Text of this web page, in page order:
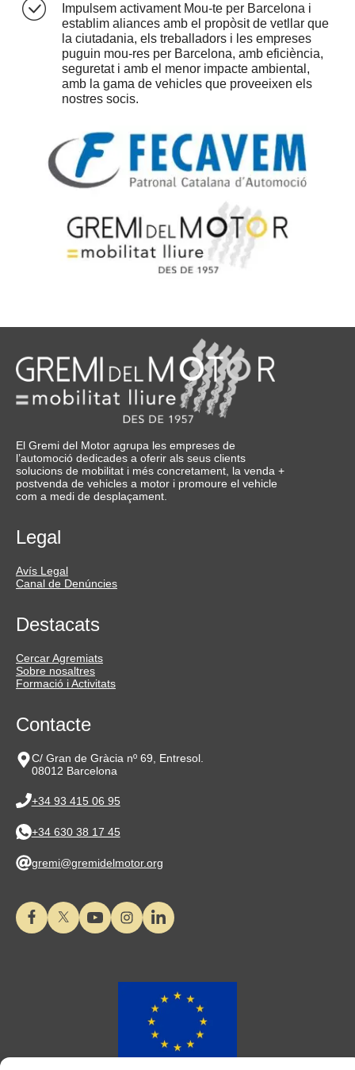
Impulsem activament Mou-te per Barcelona i
establim aliances amb el propòsit de vetllar que
la ciutadania, els treballadors i les empreses
puguin mou-res per Barcelona, amb eficiència,
seguretat i amb el menor impacte ambiental,
amb la gama de vehicles que proveeixen els
nostres socis.
El Gremi del Motor agrupa les empreses de
l’automoció dedicades a oferir als seus clients
solucions de mobilitat i més concretament, la venda +
postvenda de vehicles a motor i promoure el vehicle
com a medi de desplaçament.
Legal
Avís Legal
Canal de Denúncies
Destacats
Cercar Agremiats
Sobre nosaltres
Formació i Activitats
Contacte
C/ Gran de Gràcia nº 69, Entresol.
08012 Barcelona
+34 93 415 06 95
+34 630 38 17 45
gremi@gremidelmotor.org